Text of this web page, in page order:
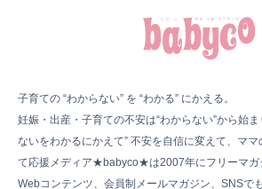
子育ての “わからない” を “わかる” にかえる。
妊娠・出産・子育ての不安は“わからない”から始
ないをわかるにかえて” 不安を自信に変えて、マ
て応援メディア★babyco★は2007年にフリーマガ
Webコンテンツ、会員制メールマガジン、SNSで